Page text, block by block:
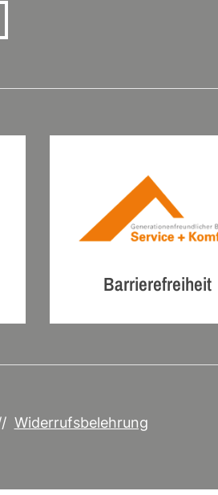
Barrierefreiheit
Widerrufsbelehrung